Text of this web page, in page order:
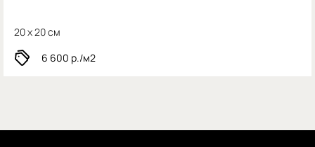
20 x 20 см
6 600 р./м2